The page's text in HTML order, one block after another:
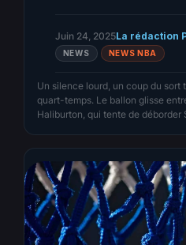
Juin 24, 2025La rédaction
NEWS NEWS NBA
Un silence lourd, un coup du sort
quart-temps. Le ballon glisse
Haliburton, qui tente de déborder